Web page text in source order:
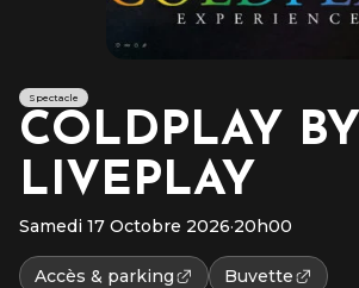
Spectacle
COLDPLAY BY
LIVEPLAY
Samedi 17 Octobre 2026·20h00
Accès & parking
Buvette